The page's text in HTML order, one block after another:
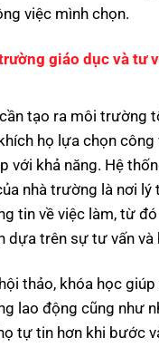
việc mình chọn.
giáo dục và tư
tạo ra môi trường
họ lựa chọn
với khả năng. Hệ
nhà trường là nơi
tin về việc làm, từ
dựa trên sự tư vấn và
thảo, khóa học giúp
lao động cũng như
tự tin hơn khi bước